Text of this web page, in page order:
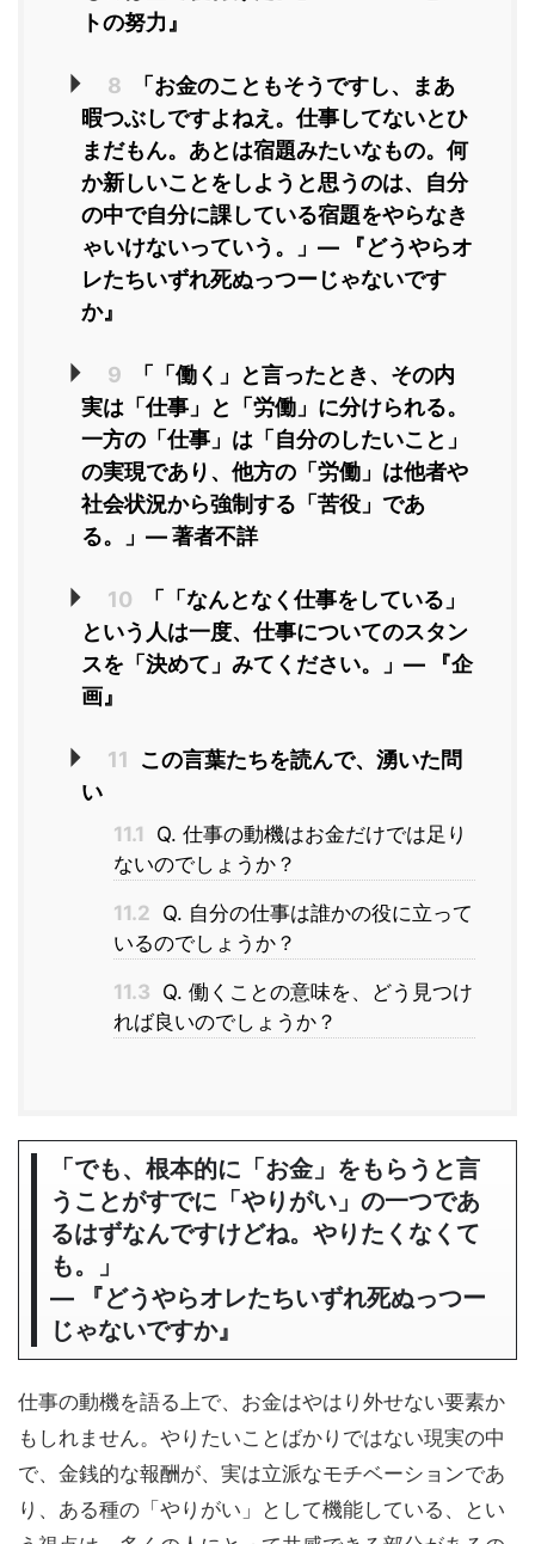
トの努力』
8
「お金のこともそうですし、まあ
暇つぶしですよねえ。仕事してないとひ
まだもん。あとは宿題みたいなもの。何
か新しいことをしようと思うのは、自分
の中で自分に課している宿題をやらなき
ゃいけないっていう。」― 『どうやらオ
レたちいずれ死ぬっつーじゃないです
か』
9
「「働く」と言ったとき、その内
実は「仕事」と「労働」に分けられる。
一方の「仕事」は「自分のしたいこと」
の実現であり、他方の「労働」は他者や
社会状況から強制する「苦役」であ
る。」― 著者不詳
10
「「なんとなく仕事をしている」
という人は一度、仕事についてのスタン
スを「決めて」みてください。」― 『企
画』
11
この言葉たちを読んで、湧いた問
い
11.1
Q. 仕事の動機はお金だけでは足り
ないのでしょうか？
11.2 Q. 自分の仕事は誰かの役に立って
いるのでしょうか？
11.3 Q. 働くことの意味を、どう見つけ
れば良いのでしょうか？
「でも、根本的に「お金」をもらうと言
うことがすでに「やりがい」の一つであ
るはずなんですけどね。やりたくなくて
も。」
― 『どうやらオレたちいずれ死ぬっつー
じゃないですか』
仕事の動機を語る上で、お金はやはり外せない要素か
もしれません。やりたいことばかりではない現実の中
で、金銭的な報酬が、実は立派なモチベーションであ
り、ある種の「やりがい」として機能している、とい